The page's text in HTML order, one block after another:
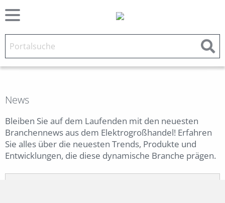
News
Bleiben Sie auf dem Laufenden mit den neuesten
Branchennews aus dem Elektrogroßhandel! Erfahren
Sie alles über die neuesten Trends, Produkte und
Entwicklungen, die diese dynamische Branche prägen.